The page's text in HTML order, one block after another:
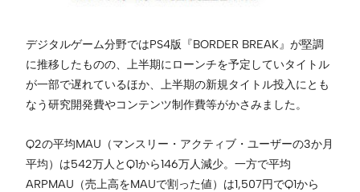
デジタルゲーム分野ではPS4版『BORDER BREAK』が堅調
に推移したものの、上半期にローンチを予定していタイトル
が一部で遅れているほか、上半期の新規タイトル投入にとも
なう研究開発費やコンテンツ制作費等がかさみました。
Q2の平均MAU（マンスリー・アクティブ・ユーザーの3か⽉
平均）は542万人とQ1から146万人減少。一方で平均
ARPMAU（売上⾼をMAUで割った値）は1,507円でQ1から